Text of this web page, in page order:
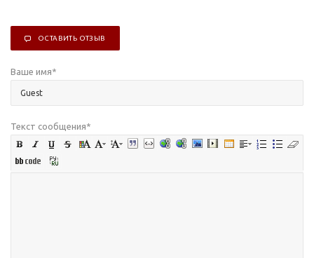
ОСТАВИТЬ ОТЗЫВ
Ваше имя*
Текст сообщения*